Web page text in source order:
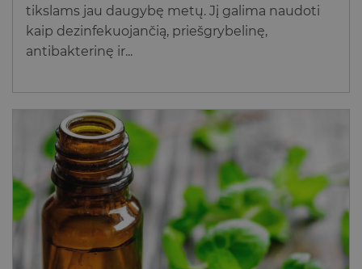
tikslams jau daugybę metų. Jį galima naudoti
kaip dezinfekuojančią, priešgrybelinę,
antibakterinę ir...